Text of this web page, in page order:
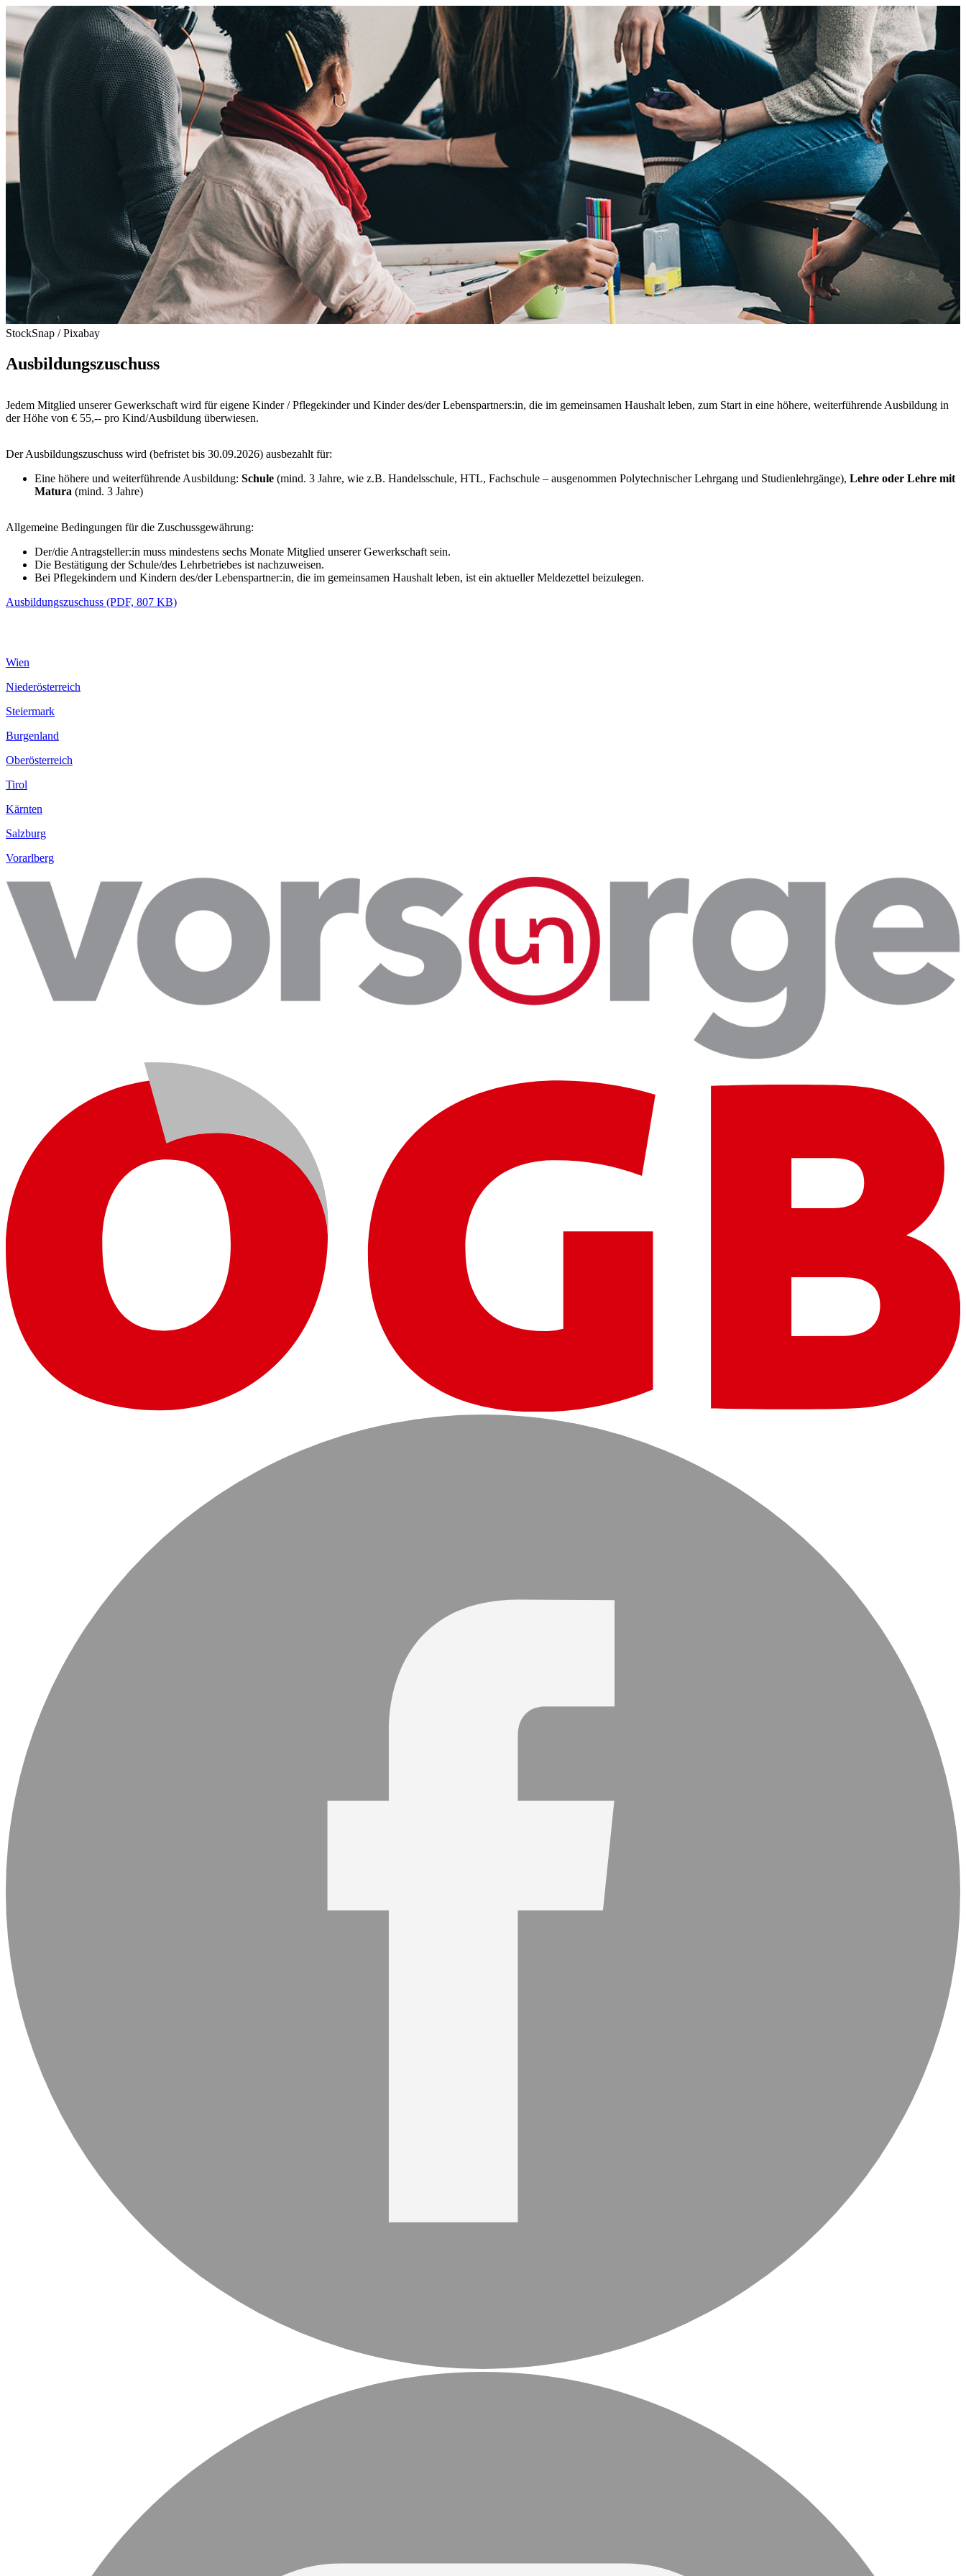
StockSnap / Pixabay
Ausbildungszuschuss
Jedem Mitglied unserer Gewerkschaft wird für eigene Kinder / Pflegekinder und Kinder des/der Lebenspartners:in, die im gemeinsamen Haushalt leben, zum Start in eine höhere, weiterführende Ausbildung in
der Höhe von € 55,-- pro Kind/Ausbildung überwiesen.
Der Ausbildungszuschuss wird (befristet bis 30.09.2026) ausbezahlt für:
Eine höhere und weiterführende Ausbildung: Schule (mind. 3 Jahre, wie z.B. Handelsschule, HTL, Fachschule – ausgenommen Polytechnischer Lehrgang und Studienlehrgänge), Lehre oder Lehre mit
Matura (mind. 3 Jahre)
Allgemeine Bedingungen für die Zuschussgewährung:
Der/die Antragsteller:in muss mindestens sechs Monate Mitglied unserer Gewerkschaft sein.
Die Bestätigung der Schule/des Lehrbetriebes ist nachzuweisen.
Bei Pflegekindern und Kindern des/der Lebenspartner:in, die im gemeinsamen Haushalt leben, ist ein aktueller Meldezettel beizulegen.
Ausbildungszuschuss (PDF, 807 KB)
Wien
Niederösterreich
Steiermark
Burgenland
Oberösterreich
Tirol
Kärnten
Salzburg
Vorarlberg